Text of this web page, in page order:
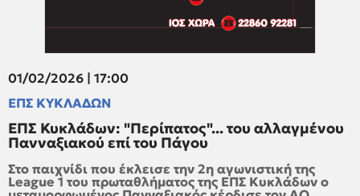
01/02/2026 | 17:00
ΕΠΣ ΚΥΚΛΑΔΩΝ
ΕΠΣ Κυκλάδων: "Περίπατος"... του αλλαγμένου
Πανναξιακού επί του Πάγου
Στο παιχνίδι που έκλεισε την 2η αγωνιστική της
League 1 του πρωταθλήματος της ΕΠΣ Κυκλάδων ο